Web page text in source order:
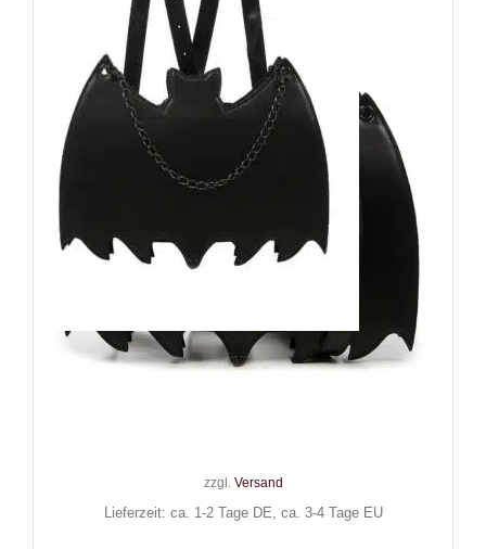
Banned Rucksack Black
zzgl. Versand
Lieferzeit: ca. 1-2 Tage DE, ca. 3-4 Tage EU